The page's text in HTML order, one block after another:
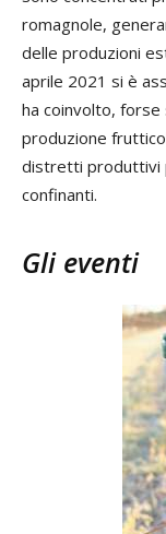
romagnole,
delle produzioni
aprile 2021 si è
ha coinvolto,
produzione
distretti produttivi
confinanti.
Gli eventi